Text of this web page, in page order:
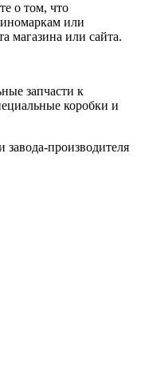
о том, что
или
магазина или сайта.
запчасти к
коробки и
завода-производителя